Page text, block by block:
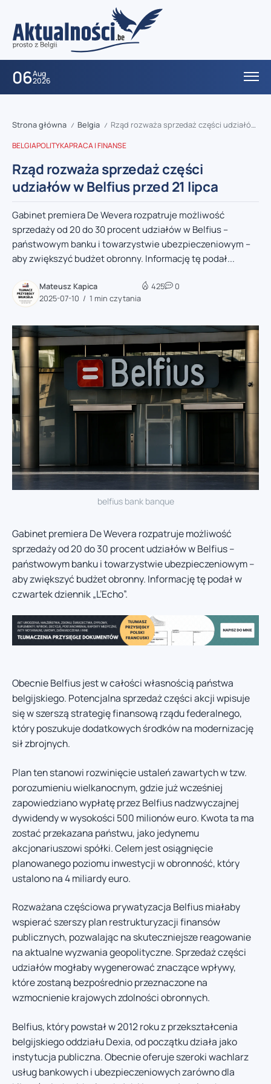
06Aug
2026
Strona główna / Belgia / Rząd rozważa sprzedaż części udziałów w Belfius przed 21 lipca
BELGIAPOLITYKAPRACA I FINANSE
Rząd rozważa sprzedaż części
udziałów w Belfius przed 21 lipca
Gabinet premiera De Wevera rozpatruje możliwość
sprzedaży od 20 do 30 procent udziałów w Belfius –
państwowym banku i towarzystwie ubezpieczeniowym –
aby zwiększyć budżet obronny. Informację tę podał...
Mateusz Kapica
2025-07-10
1 min czytania
425 0
belfius bank banque
Gabinet premiera De Wevera rozpatruje możliwość
sprzedaży od 20 do 30 procent udziałów w Belfius –
państwowym banku i towarzystwie ubezpieczeniowym –
aby zwiększyć budżet obronny. Informację tę podał w
czwartek dziennik „L’Echo”.
Obecnie Belfius jest w całości własnością państwa
belgijskiego. Potencjalna sprzedaż części akcji wpisuje
się w szerszą strategię finansową rządu federalnego,
który poszukuje dodatkowych środków na modernizację
sił zbrojnych.
Plan ten stanowi rozwinięcie ustaleń zawartych w tzw.
porozumieniu wielkanocnym, gdzie już wcześniej
zapowiedziano wypłatę przez Belfius nadzwyczajnej
dywidendy w wysokości 500 milionów euro. Kwota ta ma
zostać przekazana państwu, jako jedynemu
akcjonariuszowi spółki. Celem jest osiągnięcie
planowanego poziomu inwestycji w obronność, który
ustalono na 4 miliardy euro.
Rozważana częściowa prywatyzacja Belfius miałaby
wspierać szerszy plan restrukturyzacji finansów
publicznych, pozwalając na skuteczniejsze reagowanie
na aktualne wyzwania geopolityczne. Sprzedaż części
udziałów mogłaby wygenerować znaczące wpływy,
które zostaną bezpośrednio przeznaczone na
wzmocnienie krajowych zdolności obronnych.
Belfius, który powstał w 2012 roku z przekształcenia
belgijskiego oddziału Dexia, od początku działa jako
instytucja publiczna. Obecnie oferuje szeroki wachlarz
usług bankowych i ubezpieczeniowych zarówno dla